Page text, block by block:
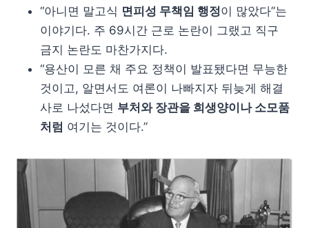
“아니면 말고식 면피성 무책임 행정이 많았다”는
이야기다. 주 69시간 근로 논란이 그랬고 직구
금지 논란도 마찬가지다.
“용산이 모른 채 주요 정책이 발표됐다면 무능한
것이고, 알면서도 여론이 나빠지자 뒤늦게 해결
사로 나섰다면 부처와 장관을 희생양이나 소모품
처럼 여기는 것이다.”